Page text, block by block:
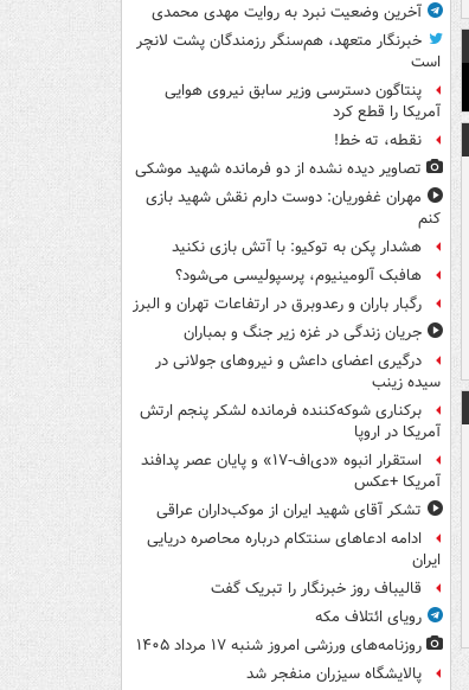
آخرین وضعیت نبرد به روایت مهدی محمدی
خبرنگار متعهد، هم‌سنگر رزمندگان پشت لانچر
است
پنتاگون دسترسی وزیر سابق نیروی هوایی
آمریکا را قطع کرد
نقطه، ته خط!
تصاویر دیده‌ نشده از دو فرمانده شهید موشکی
مهران غفوریان: دوست دارم نقش شهید بازی
کنم
هشدار پکن به توکیو: با آتش بازی نکنید
هافبک آلومینیوم، پرسپولیسی می‌شود؟
رگبار باران و رعدوبرق در ارتفاعات تهران و البرز
جریان زندگی در غزه زیر جنگ و بمباران
درگیری اعضای داعش و نیروهای جولانی در
سیده زینب
برکناری شوکه‌کننده فرمانده لشکر پنجم ارتش
آمریکا در اروپا
استقرار انبوه «دی‌اف‑۱۷» و پایان عصر پدافند
آمریکا +عکس
تشکر آقای شهید ایران از موکب‌داران عراقی
ادامه ادعاهای سنتکام درباره محاصره دریایی
ایران
قالیباف روز خبرنگار را تبریک گفت
رویای ائتلاف مکه
روزنامه‌های ورزشی امروز ‌شنبه ۱۷ مرداد ۱۴۰۵
پالایشگاه سیزران منفجر شد